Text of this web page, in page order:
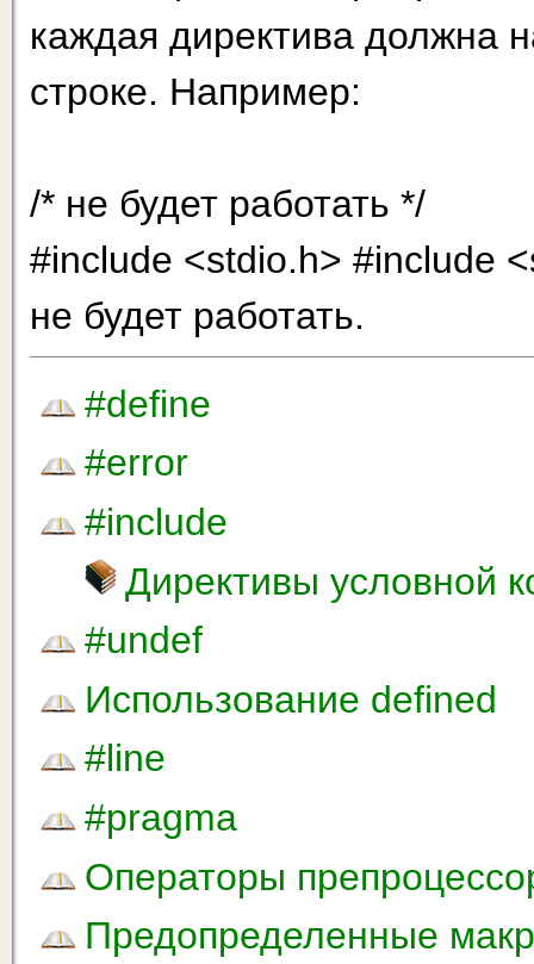
каждая директива должна
строке. Например:
/* не будет работать */
#include <stdio.h> #include
не будет работать.
#define
#error
#include
Директивы условной
#undef
Использование defined
#line
#pragma
Операторы
Предопределенные